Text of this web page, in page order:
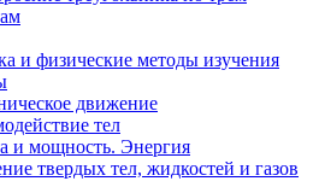
и физические методы изучения
движение
тел
и мощность. Энергия
твердых тел, жидкостей и газов